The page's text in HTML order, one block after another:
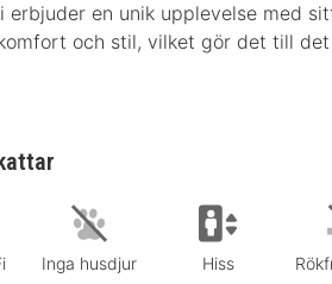
erbjuder en unik upplevelse med
och stil, vilket gör det till
Inga husdjur Hiss